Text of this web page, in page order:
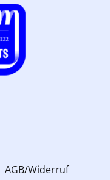
AGB/Widerruf